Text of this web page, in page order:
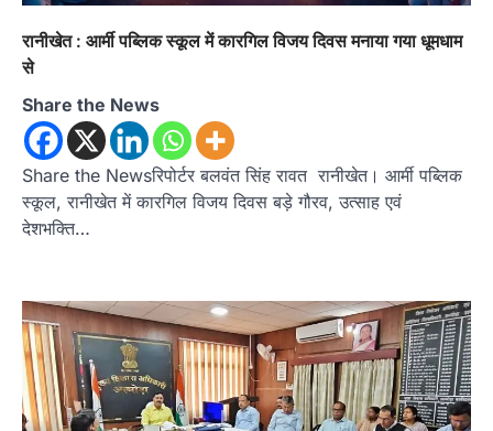
रानीखेत : आर्मी पब्लिक स्कूल में कारगिल विजय दिवस मनाया गया धूमधाम
से
Share the News
Share the Newsरिपोर्टर बलवंत सिंह रावत रानीखेत। आर्मी पब्लिक
स्कूल, रानीखेत में कारगिल विजय दिवस बड़े गौरव, उत्साह एवं
देशभक्ति…